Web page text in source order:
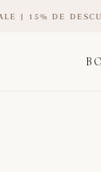
CON EL